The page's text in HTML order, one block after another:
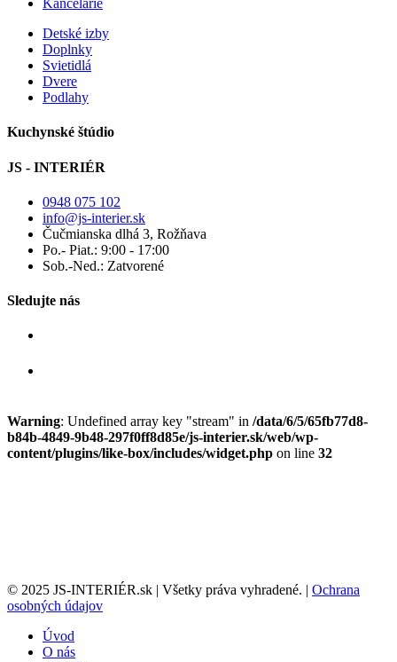
Kancelárie
Detské izby
Doplnky
Svietidlá
Dvere
Podlahy
Kuchynské štúdio
JS - INTERIÉR
0948 075 102
info@js-interier.sk
Čučmianska dlhá 3, Rožňava
Po.- Piat.: 9:00 - 17:00
Sob.-Ned.: Zatvorené
Sledujte nás
Warning: Undefined array key "stream" in /data/6/5/65fb77d8-
b84b-4849-9b48-297f0ff8d85e/js-interier.sk/web/wp-
content/plugins/like-box/includes/widget.php on line 32
© 2025 JS-INTERIÉR.sk | Všetky práva vyhradené. | Ochrana
osobných údajov
Úvod
O nás